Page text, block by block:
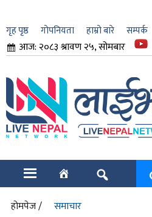
गृह पृष्ठ गोपनियता हाम्रो बारे सम्पर्क
आज: २०८३ श्रावण २५, सोमबार
होमपेज / समाचार